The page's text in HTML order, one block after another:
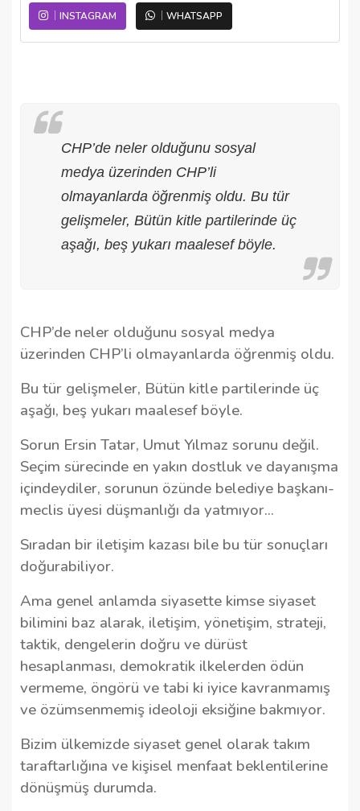
INSTAGRAM WHATSAPP
CHP’de neler olduğunu sosyal
medya üzerinden CHP’li
olmayanlarda öğrenmiş oldu. Bu tür
gelişmeler, Bütün kitle partilerinde üç
aşağı, beş yukarı maalesef böyle.
CHP’de neler olduğunu sosyal medya
üzerinden CHP’li olmayanlarda öğrenmiş oldu.
Bu tür gelişmeler, Bütün kitle partilerinde üç
aşağı, beş yukarı maalesef böyle.
Sorun Ersin Tatar, Umut Yılmaz sorunu değil.
Seçim sürecinde en yakın dostluk ve dayanışma
içindeydiler, sorunun özünde belediye başkanı-
meclis üyesi düşmanlığı da yatmıyor...
Sıradan bir iletişim kazası bile bu tür sonuçları
doğurabiliyor.
Ama genel anlamda siyasette kimse siyaset
bilimini baz alarak, iletişim, yönetişim, strateji,
taktik, dengelerin doğru ve dürüst
hesaplanması, demokratik ilkelerden ödün
vermeme, öngörü ve tabi ki iyice kavranmamış
ve özümsenmemiş ideoloji eksiğine bakmıyor.
Bizim ülkemizde siyaset genel olarak takım
taraftarlığına ve kişisel menfaat beklentilerine
dönüşmüş durumda.